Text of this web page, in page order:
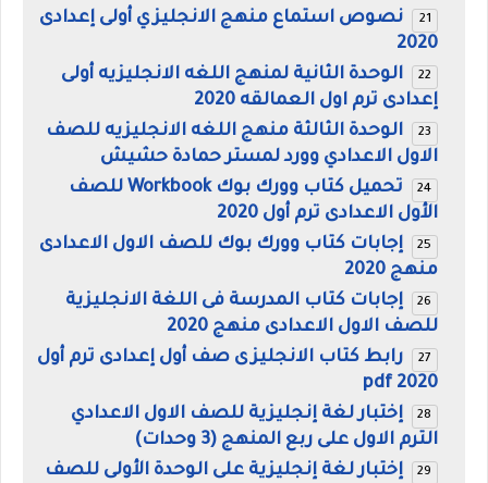
نصوص استماع منهج الانجليزي أولى إعدادى
2020
الوحدة الثانية لمنهج اللغه الانجليزيه أولى
إعدادى ترم اول العمالقه 2020
الوحدة الثالثة منهج اللغه الانجليزيه للصف
الاول الاعدادي وورد لمستر حمادة حشيش
تحميل كتاب وورك بوك Workbook للصف
الأول الاعدادى ترم أول 2020
إجابات كتاب وورك بوك للصف الاول الاعدادى
منهج 2020
إجابات كتاب المدرسة فى اللغة الانجليزية
للصف الاول الاعدادى منهج 2020
رابط كتاب الانجليزى صف أول إعدادى ترم أول
2020 pdf
إختبار لغة إنجليزية للصف الاول الاعدادي
الترم الاول على ربع المنهج (3 وحدات)
إختبار لغة إنجليزية على الوحدة الأولى للصف